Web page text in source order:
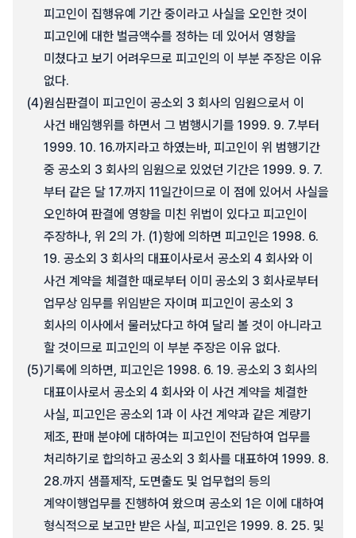
피고인이 집행유예 기간 중이라고 사실을 오인한 것이
피고인에 대한 벌금액수를 정하는 데 있어서 영향을
미쳤다고 보기 어려우므로 피고인의 이 부분 주장은 이유
없다.
(4)원심판결이 피고인이 공소외 3 회사의 임원으로서 이
사건 배임행위를 하면서 그 범행시기를 1999. 9. 7.부터
1999. 10. 16.까지라고 하였는바, 피고인이 위 범행기간
중 공소외 3 회사의 임원으로 있었던 기간은 1999. 9. 7.
부터 같은 달 17.까지 11일간이므로 이 점에 있어서 사실을
오인하여 판결에 영향을 미친 위법이 있다고 피고인이
주장하나, 위 2의 가. (1)항에 의하면 피고인은 1998. 6.
19. 공소외 3 회사의 대표이사로서 공소외 4 회사와 이
사건 계약을 체결한 때로부터 이미 공소외 3 회사로부터
업무상 임무를 위임받은 자이며 피고인이 공소외 3
회사의 이사에서 물러났다고 하여 달리 볼 것이 아니라고
할 것이므로 피고인의 이 부분 주장은 이유 없다.
(5)기록에 의하면, 피고인은 1998. 6. 19. 공소외 3 회사의
대표이사로서 공소외 4 회사와 이 사건 계약을 체결한
사실, 피고인은 공소외 1과 이 사건 계약과 같은 계량기
제조, 판매 분야에 대하여는 피고인이 전담하여 업무를
처리하기로 합의하고 공소외 3 회사를 대표하여 1999. 8.
28.까지 샘플제작, 도면출도 및 업무협의 등의
계약이행업무를 진행하여 왔으며 공소외 1은 이에 대하여
형식적으로 보고만 받은 사실, 피고인은 1999. 8. 25. 및